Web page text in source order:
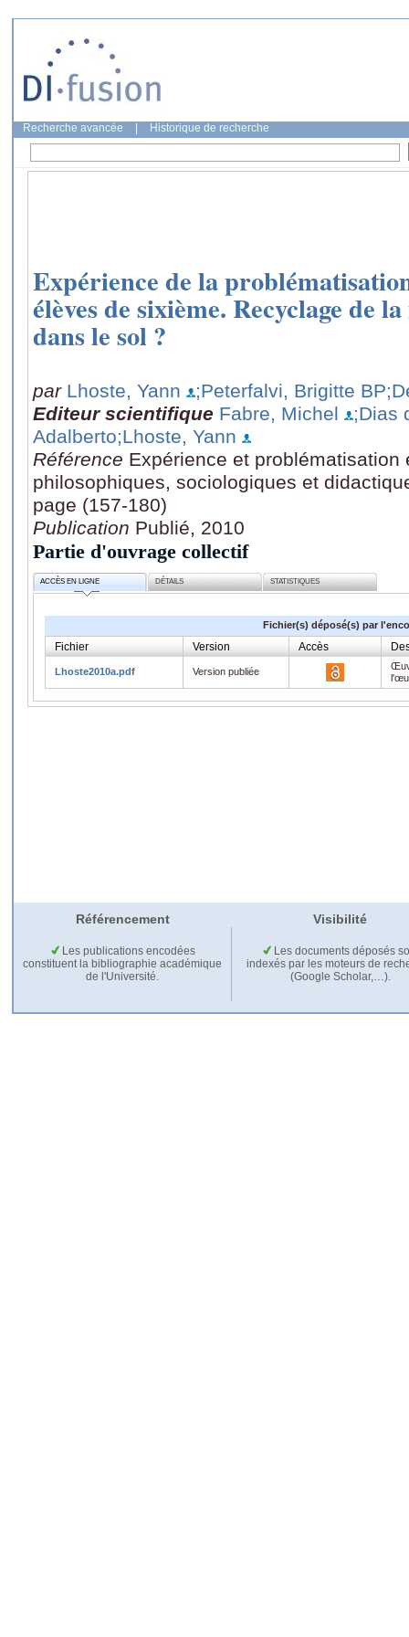
Recherche avancée Historique de recherche
Expérience de la
élèves de sixième. Recyclage de
dans le sol ?
par Lhoste, Yann ;Peterfalvi, Brigitte BP
Editeur scientifique Fabre, Michel
;Dias
Adalberto;Lhoste, Yann
Référence Expérience et problématisation
philosophiques, sociologiques et
page (157-180)
Publication Publié, 2010
Partie d'ouvrage collectif
ACCÈS EN LIGNE DÉTAILS STATISTIQUES
Fichier(s) déposé(s) par
Fichier Version Accès
Lhoste2010a.pdf Version publiée
Référencement Visibilité
Les publications encodées
constituent la bibliographie académique
de l'Université.
Les documents déposés
indexés par les moteurs de
(Google Scholar,…).